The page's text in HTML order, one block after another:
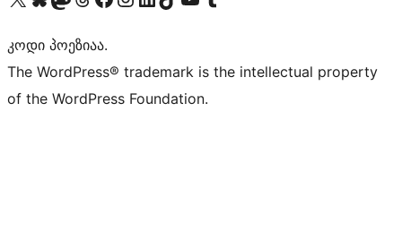
კოდი პოეზიაა.
The WordPress® trademark is the intellectual property
of the WordPress Foundation.